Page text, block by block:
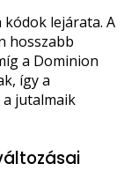
lejárata. A
hosszabb
a Dominion
így a
jutalmaik